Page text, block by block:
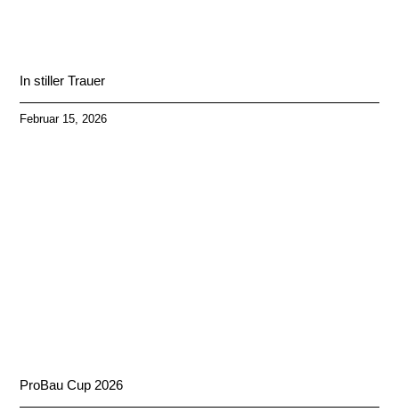
In stiller Trauer
Februar 15, 2026
ProBau Cup 2026